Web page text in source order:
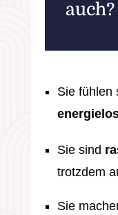
auch?
Sie fühlen
Sie sind
trotzdem
Sie